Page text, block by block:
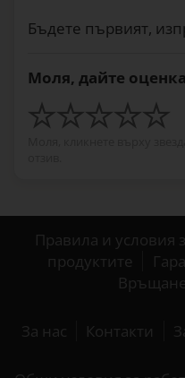
Бъдете първият,
Моля, дайте
Правила и условия
продуктите
За нас Контакти